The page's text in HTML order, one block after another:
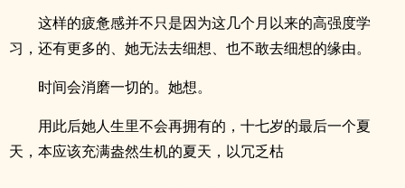
这样的疲惫感并不只是因为这几个月以来的高强度学
习，还有更多的、她无法去细想、也不敢去细想的缘由。
时间会消磨一切的。她想。
用此后她人生里不会再拥有的，十七岁的最后一个夏
天，本应该充满盎然生机的夏天，以冗乏枯